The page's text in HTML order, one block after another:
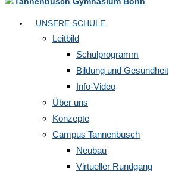
UNSERE SCHULE
Leitbild
Schulprogramm
Bildung und Gesundheit
Info-Video
Über uns
Konzepte
Campus Tannenbusch
Neubau
Virtueller Rundgang